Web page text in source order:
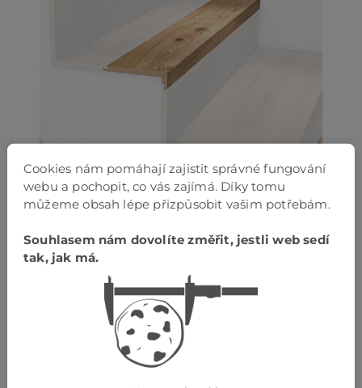
jednou zalomený
•Využívá se pro provedení schodišťových
bez přesahu. Nutno vždy napojit
obklad na podstupnice (obklad vertikální čásst
Cookies nám pomáhají zajistit správné fungování
webu a pochopit, co vás zajímá. Díky tomu
můžeme obsah lépe přizpůsobit vašim potřebám.
Souhlasem nám dovolíte změřit, jestli web sedí
tak, jak má.